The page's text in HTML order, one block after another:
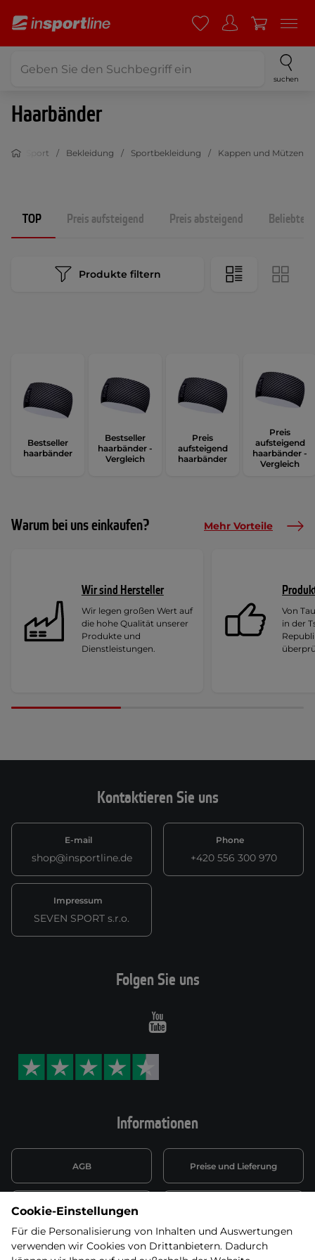
suchen
Haarbänder
Sport Bekleidung Sportbekleidung Kappen und Mützen
TOP Preis aufsteigend Preis absteigend
Produkte filtern
Bestseller
haarbänder
Bestseller
haarbänder -
Vergleich
Preis
aufsteigend
haarbänder
Preis
aufsteigend
haarbänder -
Vergleich
Warum bei uns einkaufen? Mehr Vorteile
Wir sind Hersteller
Wir legen großen Wert auf
die hohe Qualität unserer
Produkte und
Dienstleistungen.
Von
in der
Kontaktieren Sie uns
E-mail
shop@insportline.de
Phone
+420 556 300 970
Impressum
SEVEN SPORT s.r.o.
Informationen
AGB Preise und Lieferung
Datenschutzerklärung
Wiederufsbelehrung mit Link
zum Formular
Batterieentsorgung
Folgen Sie uns
Youtube
Cookie-Einstellungen
Für die Personalisierung von Inhalten und Auswertungen
verwenden wir Cookies von Drittanbietern. Dadurch